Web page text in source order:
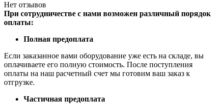
Нет отзывов
При сотрудничестве с нами возможен различный порядок
оплаты:
Полная предоплата
Если заказанное вами оборудование уже есть на складе, вы
оплачиваете его полную стоимость. После поступления
оплаты на наш расчетный счет мы готовим ваш заказ к
отгрузке.
Частичная предоплата